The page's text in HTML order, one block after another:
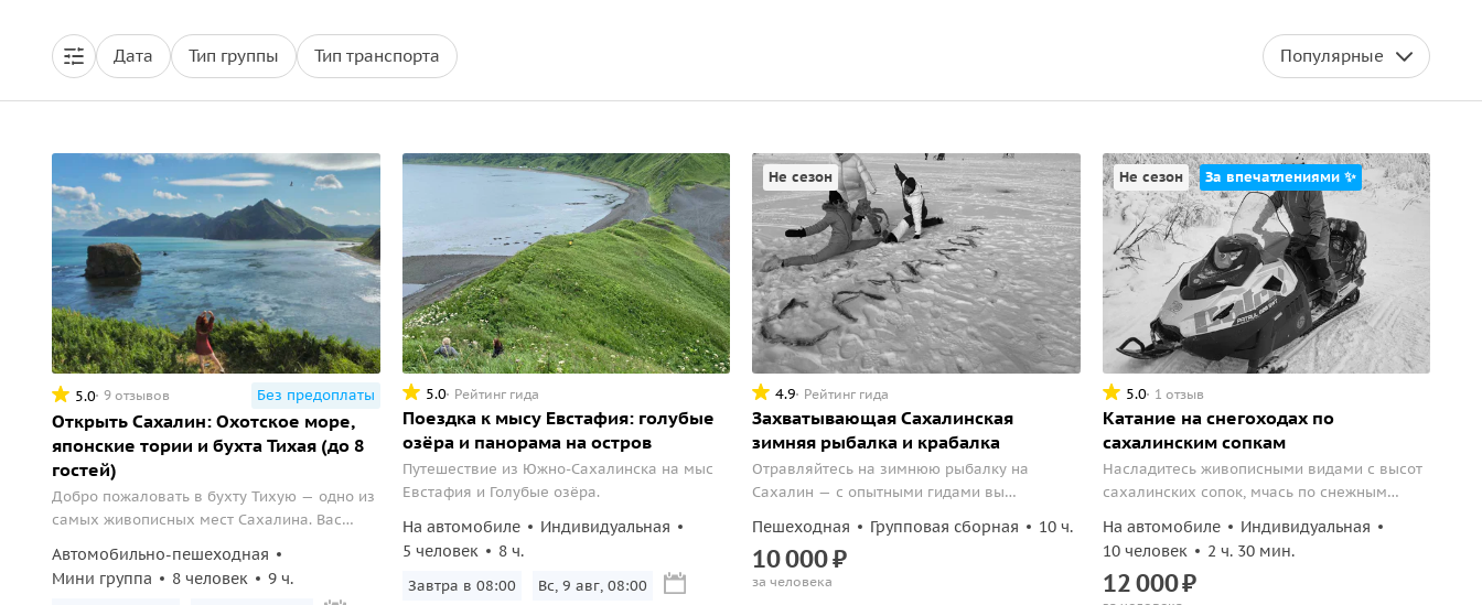
Дата Тип группы Тип транспорта Популярные
5.0 9 отзывов Без предоплаты
Открыть Сахалин: Охотское море,
японские тории и бухта Тихая (до 8
гостей)
Добро пожаловать в бухту Тихую — одно из
самых живописных мест Сахалина. Вас
фантастические кекуры, бескрайний
морской горизонт, а также японские ворота
Автомобильно-пешеходная
Мини группа
8 человек 9 ч.
5.0 Рейтинг гида
Поездка к мысу Евстафия: голубые
озёра и панорама на остров
Путешествие из Южно-Сахалинска на мыс
Евстафия и Голубые озёра.
На автомобиле
Индивидуальная
5 человек
8 ч.
Завтра в 08:00 Вс, 9 авг, 08:00
Не сезон
4.9 Рейтинг гида
Захватывающая Сахалинская
зимняя рыбалка и крабалка
Отравляйтесь на зимнюю рыбалку на
Сахалин — с опытными гидами вы
зимнего отдыха, снабженного всем
необходимым для комфортного
времяпрепровождения на льду.
Пешеходная Групповая сборная 10 ч.
10000₽
за человека
Не сезон За впечатлениями ✨
5.0 1 отзыв
Катание на снегоходах по
сахалинским сопкам
Насладитесь живописными видами с высот
сахалинских сопок, мчась по снежным
На автомобиле
Индивидуальная
10 человек
2 ч. 30 мин.
12000₽